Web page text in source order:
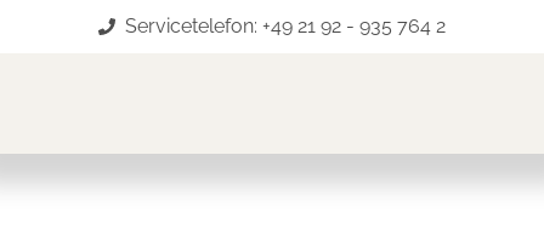
Servicetelefon: +49 21 92 - 935 764 2